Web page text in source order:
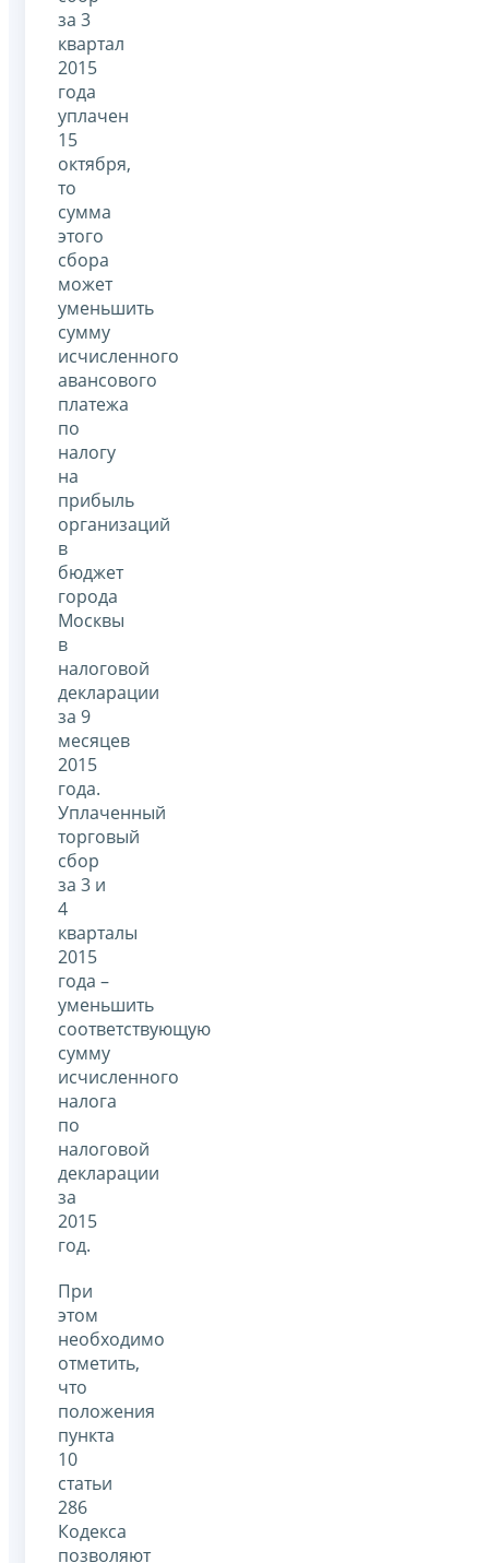
за 3
квартал
2015
года
уплачен
15
октября,
то
сумма
этого
сбора
может
уменьшить
сумму
исчисленного
авансового
платежа
по
налогу
на
прибыль
организаций
в
бюджет
города
Москвы
в
налоговой
декларации
за 9
месяцев
2015
года.
Уплаченный
торговый
сбор
за 3 и
4
кварталы
2015
года –
уменьшить
соответствующую
сумму
исчисленного
налога
по
налоговой
декларации
за
2015
год.
При
этом
необходимо
отметить,
что
положения
пункта
10
статьи
286
Кодекса
позволяют